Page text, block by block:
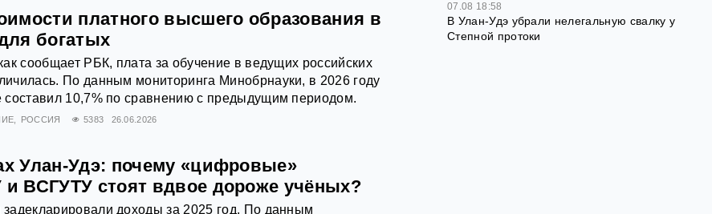
платного высшего образования в
богатых
сообщает РБК, плата за обучение в ведущих российских
По данным мониторинга Минобрнауки, в 2026 году
составил 10,7% по сравнению с предыдущим периодом.
РОССИЯ 5383 26.06.2026
Улан-Удэ: почему «цифровые»
и ВСГУТУ стоят вдвое дороже учёных?
задекларировали доходы за 2025 год. По данным
07.08 18:58
В Улан-Удэ убрали нелегальную свалку у
Степной протоки